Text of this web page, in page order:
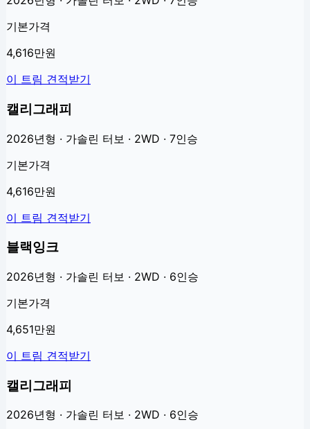
기본가격
4,616만원
이 트림 견적받기
캘리그래피
2026년형 · 가솔린 터보 · 2WD · 7인승
기본가격
4,616만원
이 트림 견적받기
블랙잉크
2026년형 · 가솔린 터보 · 2WD · 6인승
기본가격
4,651만원
이 트림 견적받기
캘리그래피
2026년형 · 가솔린 터보 · 2WD · 6인승